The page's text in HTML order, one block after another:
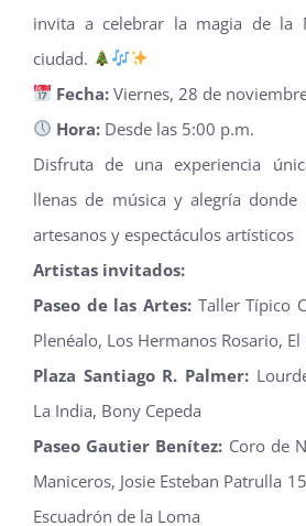
invita a celebrar la magia de la
ciudad.
Fecha: Viernes, 28 de
Hora: Desde las 5:00 p.m.
Disfruta de una experiencia
llenas de música y alegría donde
artesanos y espectáculos artísticos
Artistas invitados:
Paseo de las Artes:Taller Típico
Plenéalo, Los Hermanos Rosario,
Plaza Santiago R. Palmer:
La India, Bony Cepeda
Paseo Gautier Benítez: Coro de
Maniceros, Josie Esteban Patrulla
Escuadrón de la Loma